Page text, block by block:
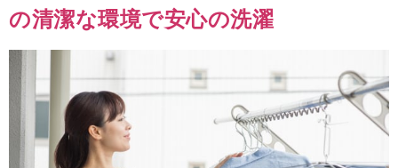
の清潔な環境で安心の洗濯